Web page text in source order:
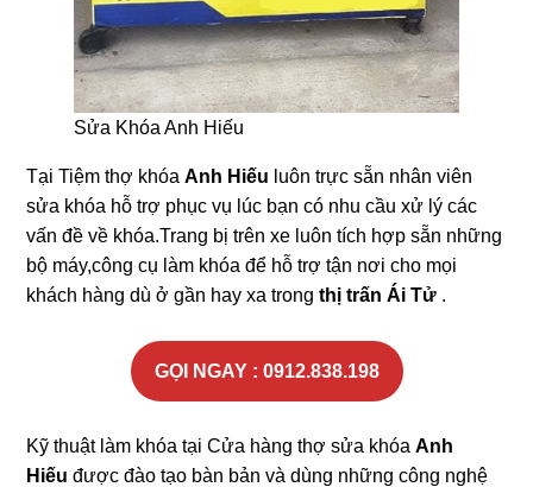
Sửa Khóa Anh Hiếu
Tại Tiệm thợ khóaAnh Hiếu luôn trực sẵn nhân viên
sửa khóa hỗ trợ phục vụ lúc bạn có nhu cầu xử lý các
vấn đề về khóa.Trang bị trên xe luôn tích hợp sẵn những
bộ máy,công cụ làm khóa để hỗ trợ tận nơi cho mọi
khách hàng dù ở gần hay xa trongthị trấn Ái Tử .
GỌI NGAY : 0912.838.198
Kỹ thuật làm khóa tại Cửa hàng thợ sửa khóaAnh
Hiếu được đào tạo bàn bản và dùng những công nghệ